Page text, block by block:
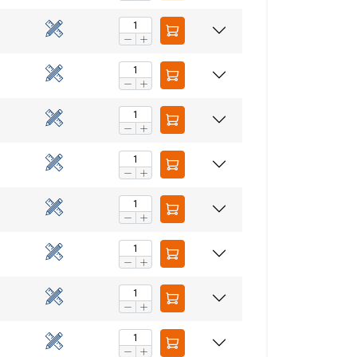
LITHUANIAN
pat dalijamės
jų
Neklasifikuojami